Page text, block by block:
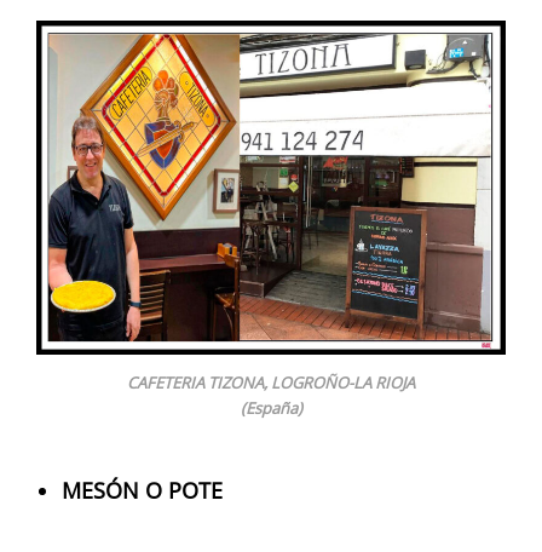
CAFETERIA TIZONA, LOGROÑO-LA RIOJA
(España)
MESÓN O POTE